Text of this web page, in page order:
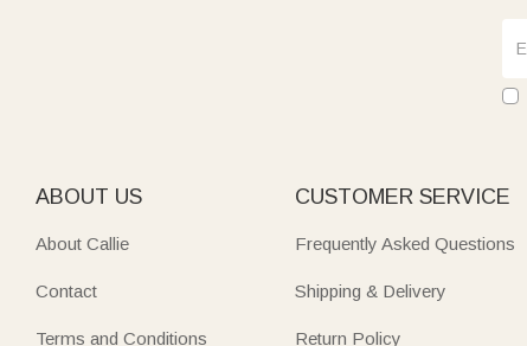
ABOUT US
About Callie
Contact
Terms and Conditions
CUSTOMER SERVICE
Frequently Asked Questions
Shipping & Delivery
Return Policy